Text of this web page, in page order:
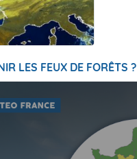
LES FEUX DE FORÊTS ?